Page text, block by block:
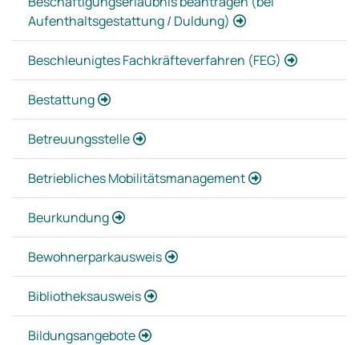
Aufenthaltsgestattung / Duldung)
Beschleunigtes Fachkräfteverfahren (FEG)
Bestattung
Betreuungsstelle
Betriebliches Mobilitätsmanagement
Beurkundung
Bewohnerparkausweis
Bibliotheksausweis
Bildungsangebote